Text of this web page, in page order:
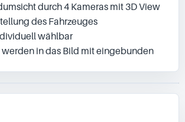
durch 4 Kameras mit 3D View
des Fahrzeuges
wählbar
werden in das Bild mit eingebunden